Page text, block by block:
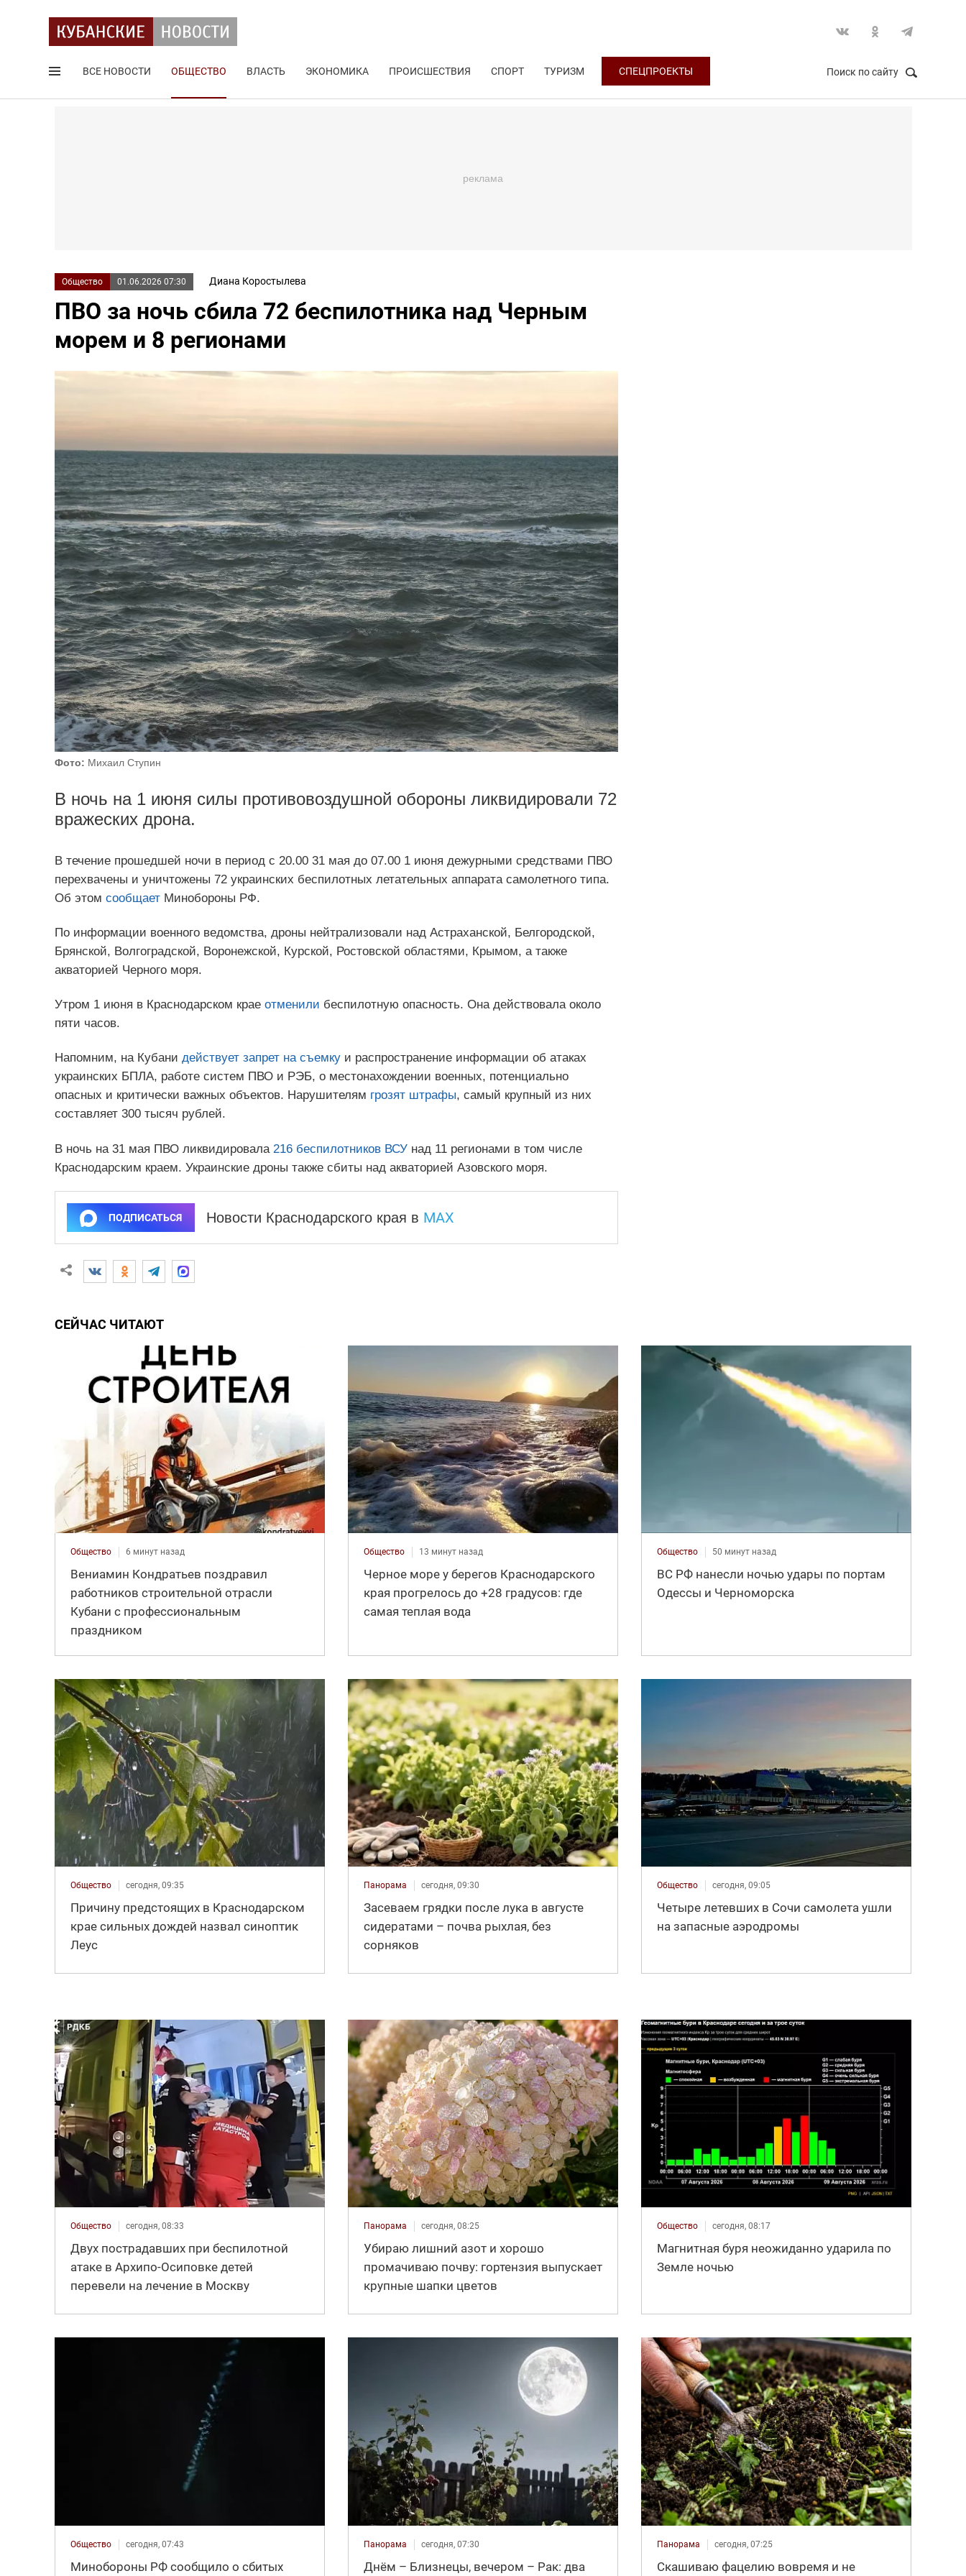
ВСЕ НОВОСТИ ОБЩЕСТВО ВЛАСТЬ ЭКОНОМИКА ПРОИСШЕСТВИЯ СПОРТ ТУРИЗМ СПЕЦПРОЕКТЫ Поиск по сайту
Общество 01.06.2026 07:30 Диана Коростылева
ПВО за ночь сбила 72 беспилотника над Черным
морем и 8 регионами
Фото: Михаил Ступин
В ночь на 1 июня силы противовоздушной обороны ликвидировали 72
вражеских дрона.
В течение прошедшей ночи в период с 20.00 31 мая до 07.00 1 июня дежурными средствами ПВО
перехвачены и уничтожены 72 украинских беспилотных летательных аппарата самолетного типа.
Об этом сообщаетМинобороны РФ.
По информации военного ведомства, дроны нейтрализовали над Астраханской, Белгородской,
Брянской, Волгоградской, Воронежской, Курской, Ростовской областями, Крымом, а также
акваторией Черного моря.
Утром 1 июня в Краснодарском крае отменили беспилотную опасность. Она действовала около
пяти часов.
Напомним, на Кубани действует запрет на съемкуи распространение информации об атаках
украинских БПЛА, работе систем ПВО и РЭБ, о местонахождении военных, потенциально
опасных и критически важных объектов. Нарушителям грозят штрафы, самый крупный из них
составляет 300 тысяч рублей.
В ночь на 31 мая ПВО ликвидировала 216 беспилотников ВСУнад 11 регионами в том числе
Краснодарским краем. Украинские дроны также сбиты над акваторией Азовского моря.
ПОДПИСАТЬСЯ Новости Краснодарского края в MAX
СЕЙЧАС ЧИТАЮТ
Общество 6 минут назад
Вениамин Кондратьев поздравил
работников строительной отрасли
Кубани с профессиональным
праздником
Общество 13 минут назад
Черное море у берегов Краснодарского
края прогрелось до +28 градусов: где
самая теплая вода
Общество 50 минут назад
ВС РФ нанесли ночью удары по портам
Одессы и Черноморска
Общество сегодня, 09:35
Причину предстоящих в Краснодарском
крае сильных дождей назвал синоптик
Леус
Панорама сегодня, 09:30
Засеваем грядки после лука в августе
сидератами – почва рыхлая, без
сорняков
Общество сегодня, 09:05
Четыре летевших в Сочи самолета ушли
на запасные аэродромы
Общество сегодня, 08:33
Двух пострадавших при беспилотной
атаке в Архипо-Осиповке детей
перевели на лечение в Москву
Панорама сегодня, 08:25
Убираю лишний азот и хорошо
промачиваю почву: гортензия выпускает
крупные шапки цветов
Общество сегодня, 08:17
Магнитная буря неожиданно ударила по
Земле ночью
Общество сегодня, 07:43
Минобороны РФ сообщило о сбитых
Панорама сегодня, 07:30
Днём – Близнецы, вечером – Рак: два
Панорама сегодня, 07:25
Скашиваю фацелию вовремя и не